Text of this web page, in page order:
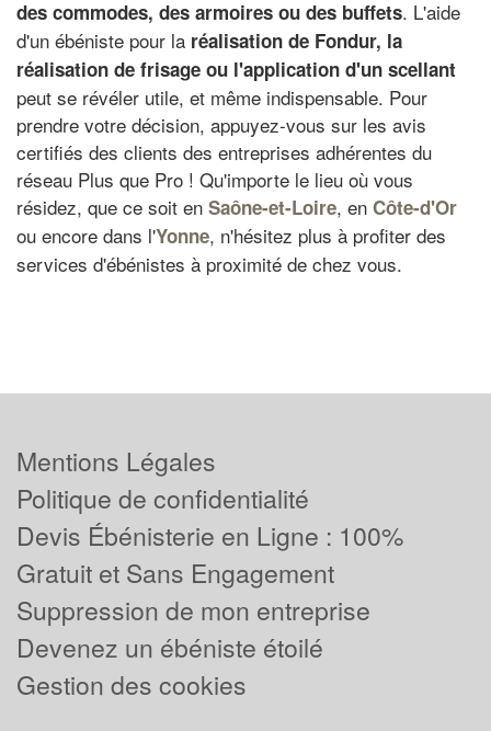
des commodes, des armoires ou des buffets. L'aide
d'un ébéniste pour la réalisation de Fondur, la
réalisation de frisage ou l'application d'un scellant
peut se révéler utile, et même indispensable. Pour
prendre votre décision, appuyez-vous sur les avis
certifiés des clients des entreprises adhérentes du
réseau Plus que Pro ! Qu'importe le lieu où vous
résidez, que ce soit en Saône-et-Loire, en Côte-d'Or
ou encore dans l'Yonne, n'hésitez plus à profiter des
services d'ébénistes à proximité de chez vous.
Mentions Légales
Politique de confidentialité
Devis Ébénisterie en Ligne : 100%
Gratuit et Sans Engagement
Suppression de mon entreprise
Devenez un ébéniste étoilé
Gestion des cookies